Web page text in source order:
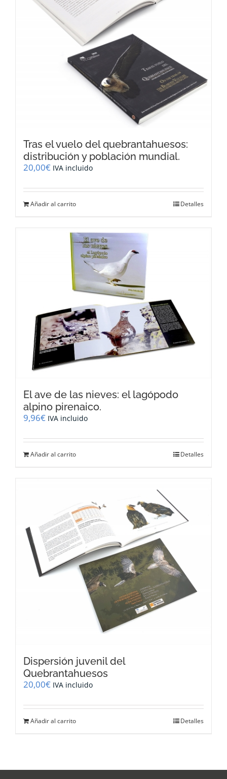
Tras el vuelo del quebrantahuesos:
distribución y población mundial.
20,00€ IVA incluido
Añadir al carrito Detalles
El ave de las nieves: el lagópodo
alpino pirenaico.
9,96€ IVA incluido
Añadir al carrito Detalles
Dispersión juvenil del
Quebrantahuesos
20,00€ IVA incluido
Añadir al carrito Detalles